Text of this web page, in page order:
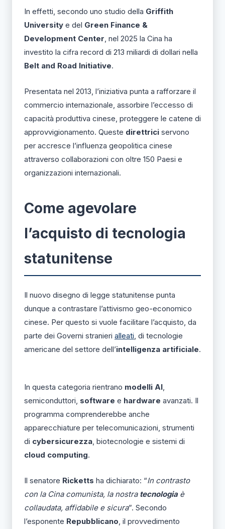
In effetti, secondo uno studio della Griffith
University e del Green Finance &
Development Center, nel 2025 la Cina ha
investito la cifra record di 213 miliardi di dollari nella
Belt and Road Initiative.
Presentata nel 2013, l’iniziativa punta a rafforzare il
commercio internazionale, assorbire l’eccesso di
capacità produttiva cinese, proteggere le catene di
approvvigionamento. Queste direttrici servono
per accresce l’influenza geopolitica cinese
attraverso collaborazioni con oltre 150 Paesi e
organizzazioni internazionali.
Come agevolare
l’acquisto di tecnologia
statunitense
Il nuovo disegno di legge statunitense punta
dunque a contrastare l’attivismo geo-economico
cinese. Per questo si vuole facilitare l’acquisto, da
parte dei Governi stranieri alleati, di tecnologie
americane del settore dell’intelligenza artificiale.
In questa categoria rientrano modelli AI,
semiconduttori, software e hardware avanzati. Il
programma comprenderebbe anche
apparecchiature per telecomunicazioni, strumenti
di cybersicurezza, biotecnologie e sistemi di
cloud computing.
Il senatore Ricketts ha dichiarato: “In contrasto
con la Cina comunista, la nostra tecnologia è
collaudata, affidabile e sicura”. Secondo
l’esponente Repubblicano, il provvedimento